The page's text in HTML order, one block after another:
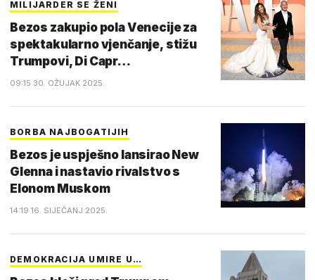
MILIJARDER SE ŽENI
Bezos zakupio pola Venecije za
spektakularno vjenčanje, stižu
Trumpovi, Di Capr…
09:15 30. OŽUJAK 2025.
BORBA NAJBOGATIJIH
Bezos je uspješno lansirao New
Glenna i nastavio rivalstvo s
Elonom Muskom
14:19 16. SIJEČANJ 2025.
DEMOKRACIJA UMIRE U…